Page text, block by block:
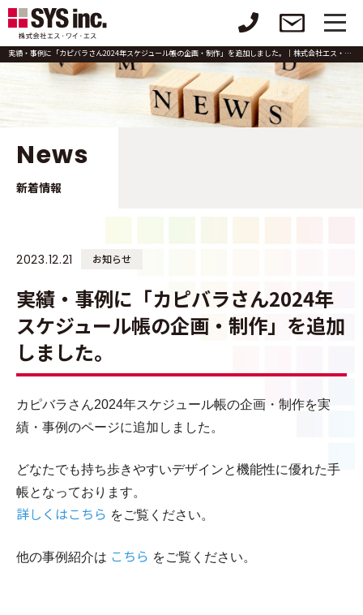
News
新着情報
実績・事例に「カピバラさん2024年スケジュール帳の企画・制作」を追加しました。｜株式会社エス・ワイ・エス
2023.12.21 お知らせ
実績・事例に「カピバラさん2024年
スケジュール帳の企画・制作」を追加
しました。
カピバラさん2024年スケジュール帳の企画・制作を実
績・事例のページに追加しました。
どなたでも持ち歩きやすいデザインと機能性に優れた手
帳となっております。
詳しくはこちら をご覧ください。
他の事例紹介は こちら をご覧ください。